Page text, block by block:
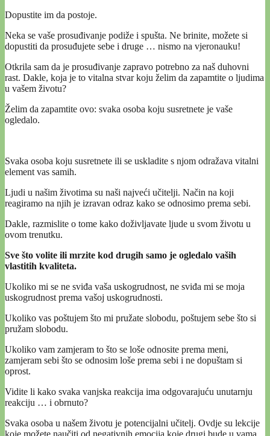
Dopustite im da postoje.
Neka se vaše prosuđivanje podiže i spušta. Ne brinite, možete si
dopustiti da prosuđujete sebe i druge … nismo na vjeronauku!
Otkrila sam da je prosuđivanje zapravo potrebno za naš duhovni
rast. Dakle, koja je to vitalna stvar koju želim da zapamtite o ljudima
u vašem životu?
Želim da zapamtite ovo: svaka osoba koju susretnete je vaše
ogledalo.
Svaka osoba koju susretnete ili se uskladite s njom odražava vitalni
element vas samih.
Ljudi u našim životima su naši najveći učitelji. Način na koji
reagiramo na njih je izravan odraz kako se odnosimo prema sebi.
Dakle, razmislite o tome kako doživljavate ljude u svom životu u
ovom trenutku.
Sve što volite ili mrzite kod drugih samo je ogledalo vaših
vlastitih kvaliteta.
Ukoliko mi se ne sviđa vaša uskogrudnost, ne sviđa mi se moja
uskogrudnost prema vašoj uskogrudnosti.
Ukoliko vas poštujem što mi pružate slobodu, poštujem sebe što si
pružam slobodu.
Ukoliko vam zamjeram to što se loše odnosite prema meni,
zamjeram sebi što se odnosim loše prema sebi i ne dopuštam si
oprost.
Vidite li kako svaka vanjska reakcija ima odgovarajuću unutarnju
reakciju … i obrnuto?
Svaka osoba u našem životu je potencijalni učitelj. Ovdje su lekcije
koje možete naučiti od negativnih emocija koje drugi bude u vama.